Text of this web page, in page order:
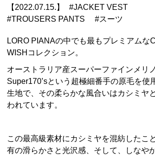
【2022.07.15.】 #JACKET VEST
#TROUSERS PANTS #スーツ
LORO PIANAの中でも最もプレミアムな
WISHコレクション。
オーストラリア産スーパーファインメリ
Super170’sという超極細番手の原毛を使
生地で、その柔らかな風合いはカシミヤ
われています。
この最高級素材にカシミヤを混紡したこ
有の滑らかさと光沢感、そして、しなや